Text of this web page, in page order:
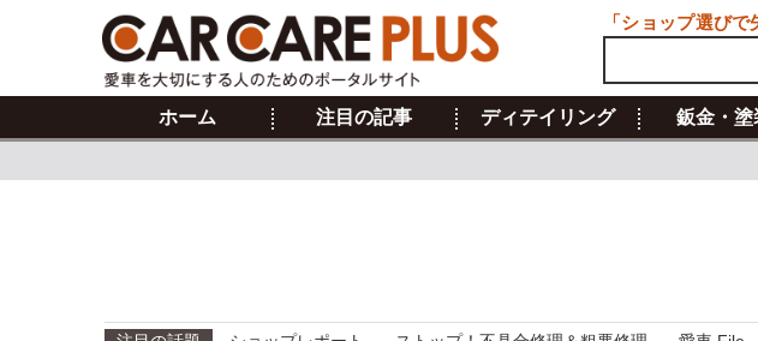
ホーム 注目の記事 ディテイリング 鈑金・塗
「ショップ選び